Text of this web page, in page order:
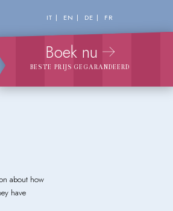
IT EN DE FR
Boek nu
BESTE PRIJS GEGARANDEERD
about how
have